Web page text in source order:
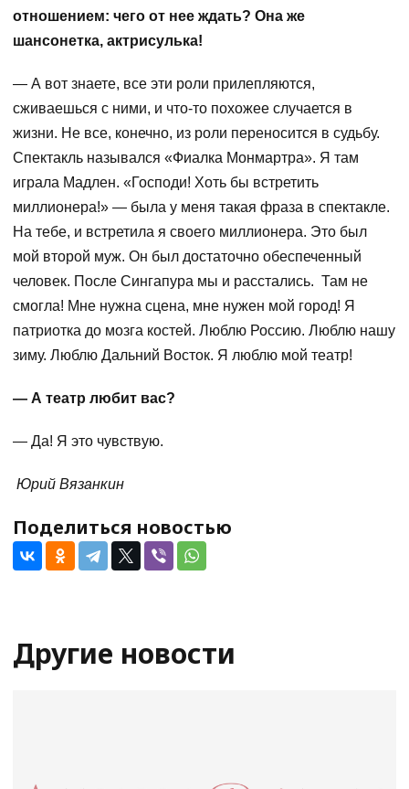
отношением: чего от нее ждать? Она же
шансонетка, актрисулька!
— А вот знаете, все эти роли прилепляются,
сживаешься с ними, и что-то похожее случается в
жизни. Не все, конечно, из роли переносится в судьбу.
Спектакль назывался «Фиалка Монмартра». Я там
играла Мадлен. «Господи! Хоть бы встретить
миллионера!» — была у меня такая фраза в спектакле.
На тебе, и встретила я своего миллионера. Это был
мой второй муж. Он был достаточно обеспеченный
человек. После Сингапура мы и расстались. Там не
смогла! Мне нужна сцена, мне нужен мой город! Я
патриотка до мозга костей. Люблю Россию. Люблю нашу
зиму. Люблю Дальний Восток. Я люблю мой театр!
— А театр любит вас?
— Да! Я это чувствую.
Юрий Вязанкин
Поделиться новостью
Другие новости